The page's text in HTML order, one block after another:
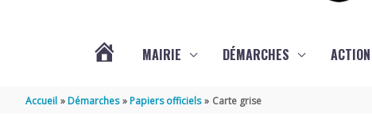
MAIRIE DÉMARCHES
Accueil Démarches Papiers officiels Carte grise